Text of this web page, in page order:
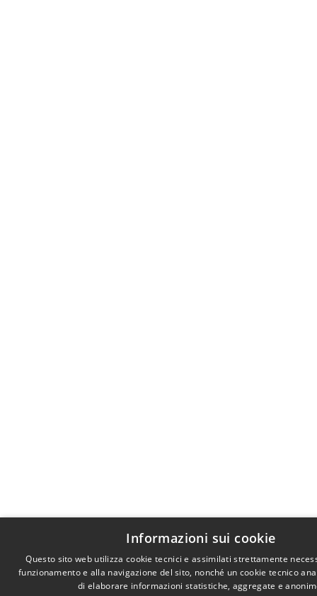
Informazioni sui cookie
Questo sito web utilizza cookie tecnici e assimilati strettamente
funzionamento e alla navigazione del sito, nonché un cookie tecnico
di elaborare informazioni statistiche, aggregate e